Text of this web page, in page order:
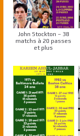
John Stockton – 38
matchs à 20 passes
et plus